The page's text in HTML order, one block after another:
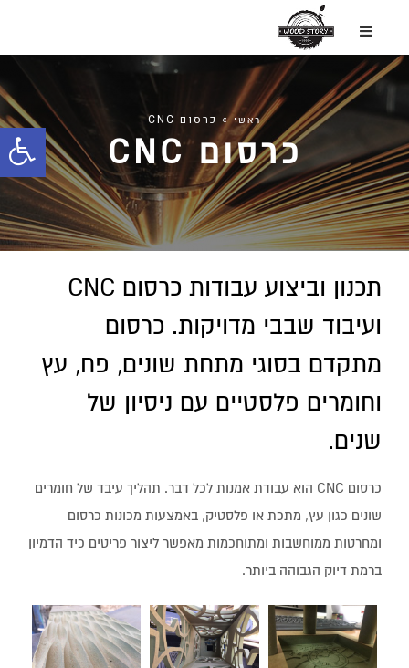
ראשי » כרסום CNC
כרסום CNC
תכנון וביצוע עבודות כרסום CNC
ועיבוד שבבי מדויקות. כרסום
מתקדם בסוגי מתחת שונים, פח, עץ
וחומרים פלסטיים עם ניסיון של
שנים.
כרסום CNC הוא עבודת אמנות לכל דבר. תהליך עיבד של חומרים
שונים כגון עץ, מתכת או פלסטיק, באמצעות מכונות כרסום
ומחרטות ממוחשבות ומתוחכמות מאפשר ליצור פריטים כיד הדמיון
ברמת דיוק הגבוהה ביותר.